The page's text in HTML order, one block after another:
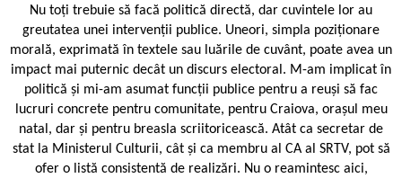
Nu toți trebuie să facă politică directă, dar cuvintele lor au
greutatea unei intervenții publice. Uneori, simpla poziționare
morală, exprimată în textele sau luările de cuvânt, poate avea un
impact mai puternic decât un discurs electoral. M-am implicat în
politică și mi-am asumat funcții publice pentru a reuși să fac
lucruri concrete pentru comunitate, pentru Craiova, orașul meu
natal, dar și pentru breasla scriitoricească. Atât ca secretar de
stat la Ministerul Culturii, cât și ca membru al CA al SRTV, pot să
ofer o listă consistentă de realizări. Nu o reamintesc aici,